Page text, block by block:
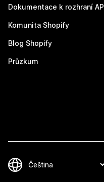
Dokumentace k rozhraní API
Komunita Shopify
Blog Shopify
Průzkum